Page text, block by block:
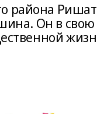
района
Он в